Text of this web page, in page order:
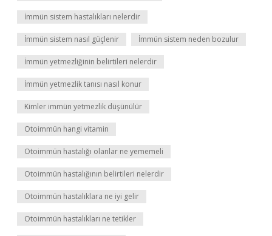
İmmün sistem hastalıkları nelerdir
İmmün sistem nasıl güçlenir İmmün sistem neden bozulur
İmmün yetmezliğinin belirtileri nelerdir
İmmün yetmezlik tanısı nasıl konur
Kimler immün yetmezlik düşünülür
Otoimmün hangi vitamin
Otoimmün hastalığı olanlar ne yememeli
Otoimmün hastalığının belirtileri nelerdir
Otoimmün hastalıklara ne iyi gelir
Otoimmün hastalıkları ne tetikler